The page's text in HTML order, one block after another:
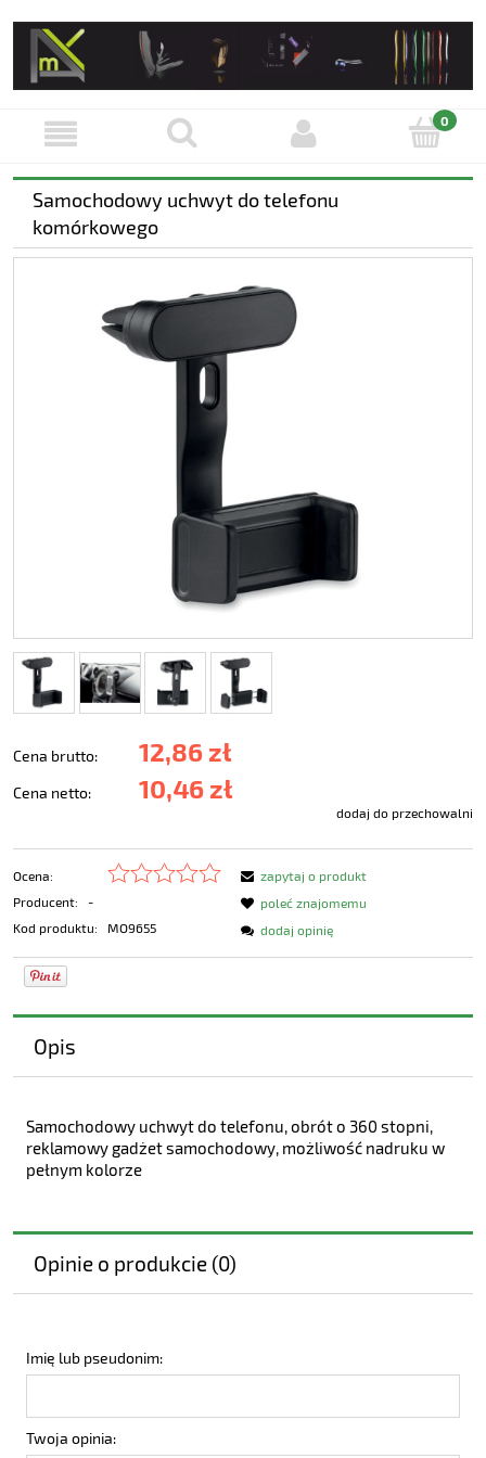
Samochodowy uchwyt do telefonu
komórkowego
Cena brutto: 12,86 zł
Cena netto: 10,46 zł
dodaj do przechowalni
Ocena:
Producent:
-
Kod produktu:
MO9655
zapytaj o produkt
poleć znajomemu
dodaj opinię
Opis
Samochodowy uchwyt do telefonu, obrót o 360 stopni,
reklamowy gadżet samochodowy, możliwość nadruku w
pełnym kolorze
Opinie o produkcie (0)
Imię lub pseudonim:
Twoja opinia: